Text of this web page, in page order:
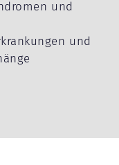
und
und